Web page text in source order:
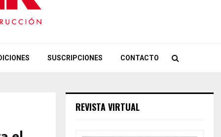
SUSCRIPCIONES CONTACTO
REVISTA VIRTUAL